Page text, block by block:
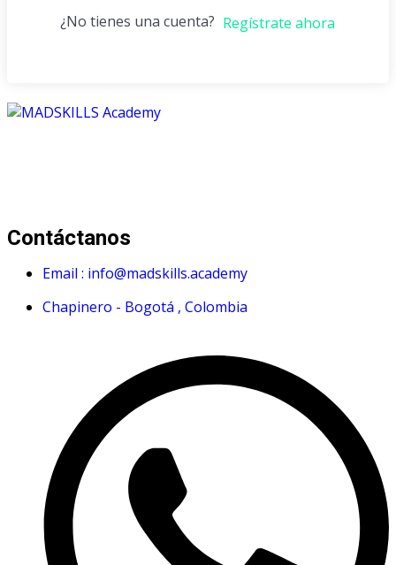
¿No tienes una cuenta? Regístrate ahora
Contáctanos
Email : info@madskills.academy
Chapinero - Bogotá , Colombia